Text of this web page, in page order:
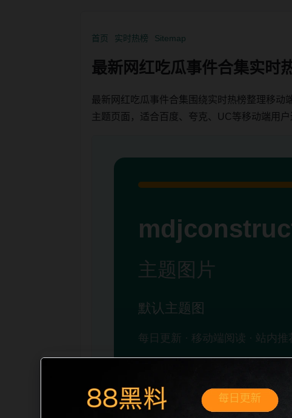
首页 实时热榜 Sitemap
最新网红吃瓜事件合集实时
最新网红吃瓜事件合集围绕实时热榜整理移动
主题页面，适合百度、夸克、UC等移动端用户